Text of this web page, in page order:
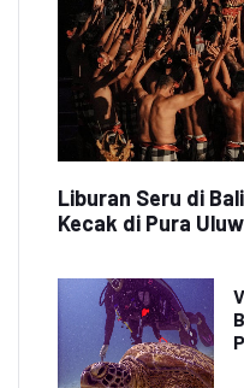
Liburan Seru di
Kecak di Pura